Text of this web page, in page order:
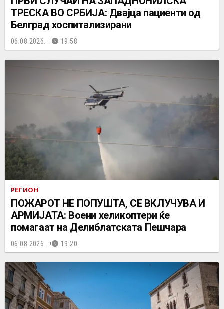
ТРЕСКА ВО СРБИЈА: Двајца пациенти од
Белград хоспитализирани
06.08.2026. 19:58
РЕГИОН
ПОЖАРОТ НЕ ПОПУШТА, СЕ ВКЛУЧУВА И
АРМИЈАТА: Воени хеликоптери ќе
помагаат на Делиблатската Пешчара
06.08.2026. 19:20